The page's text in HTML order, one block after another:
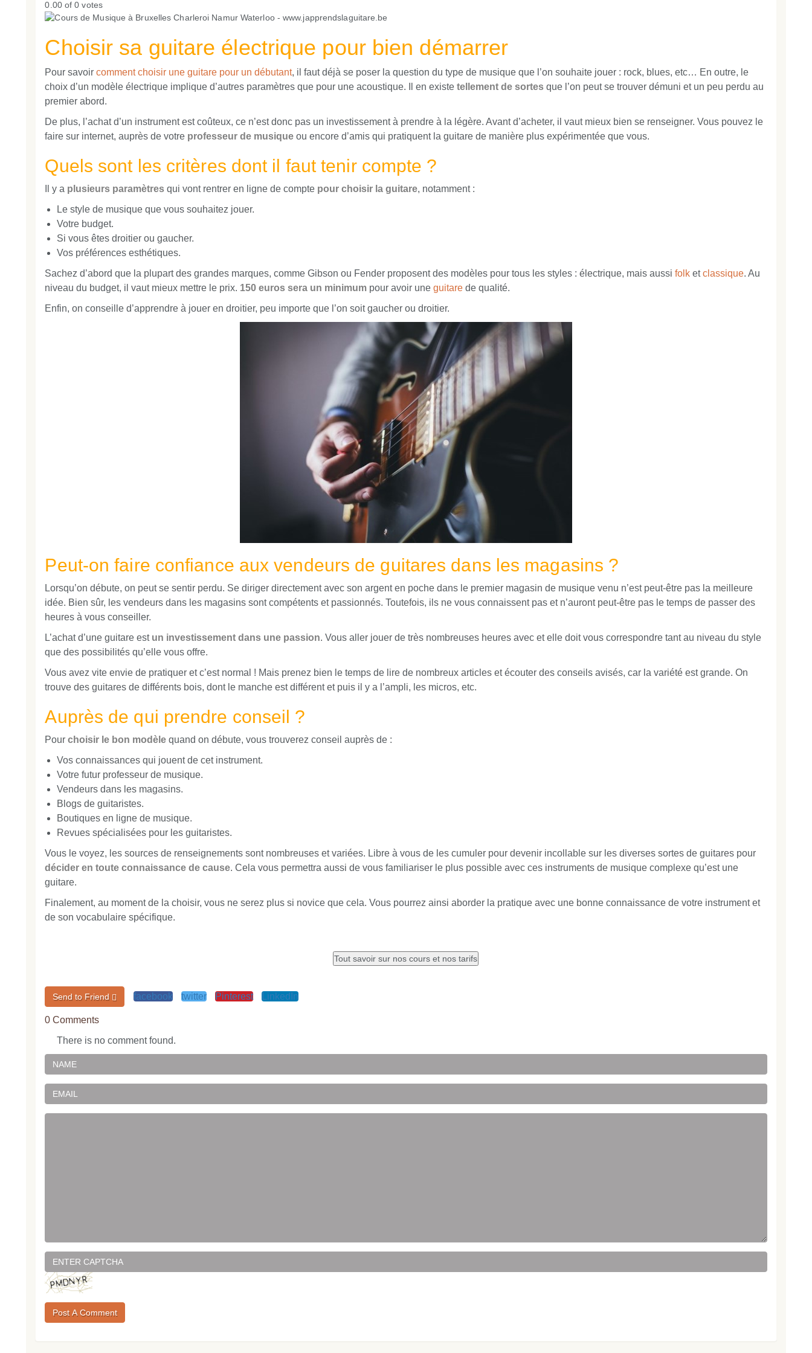
0.00 of 0 votes
Choisir sa guitare électrique pour bien démarrer
Pour savoir comment choisir une guitare pour un débutant, il faut déjà se poser la question du type de musique que l’on souhaite jouer : rock, blues, etc… En outre, le
choix d’un modèle électrique implique d’autres paramètres que pour une acoustique. Il en existetellement de sortes que l’on peut se trouver démuni et un peu perdu au
premier abord.
De plus, l’achat d’un instrument est coûteux, ce n’est donc pas un investissement à prendre à la légère. Avant d’acheter, il vaut mieux bien se renseigner. Vous pouvez le
faire sur internet, auprès de votre professeur de musique ou encore d’amis qui pratiquent la guitare de manière plus expérimentée que vous.
Quels sont les critères dont il faut tenir compte ?
Il y a plusieurs paramètres qui vont rentrer en ligne de compte pour choisir la guitare, notamment :
Le style de musique que vous souhaitez jouer.
Votre budget.
Si vous êtes droitier ou gaucher.
Vos préférences esthétiques.
Sachez d’abord que la plupart des grandes marques, comme Gibson ou Fender proposent des modèles pour tous les styles : électrique, mais aussifolk etclassique. Au
niveau du budget, il vaut mieux mettre le prix. 150 euros sera un minimum pour avoir uneguitare de qualité.
Enfin, on conseille d’apprendre à jouer en droitier, peu importe que l’on soit gaucher ou droitier.
Peut-on faire confiance aux vendeurs de guitares dans les magasins ?
Lorsqu’on débute, on peut se sentir perdu. Se diriger directement avec son argent en poche dans le premier magasin de musique venu n’est peut-être pas la meilleure
idée. Bien sûr, les vendeurs dans les magasins sont compétents et passionnés. Toutefois, ils ne vous connaissent pas et n’auront peut-être pas le temps de passer des
heures à vous conseiller.
L’achat d’une guitare est un investissement dans une passion. Vous aller jouer de très nombreuses heures avec et elle doit vous correspondre tant au niveau du style
que des possibilités qu’elle vous offre.
Vous avez vite envie de pratiquer et c’est normal ! Mais prenez bien le temps de lire de nombreux articles et écouter des conseils avisés, car la variété est grande. On
trouve des guitares de différents bois, dont le manche est différent et puis il y a l’ampli, les micros, etc.
Auprès de qui prendre conseil ?
Pourchoisir le bon modèle quand on débute, vous trouverez conseil auprès de :
Vos connaissances qui jouent de cet instrument.
Votre futur professeur de musique.
Vendeurs dans les magasins.
Blogs de guitaristes.
Boutiques en ligne de musique.
Revues spécialisées pour les guitaristes.
Vous le voyez, les sources de renseignements sont nombreuses et variées. Libre à vous de les cumuler pour devenir incollable sur les diverses sortes de guitares pour
décider en toute connaissance de cause. Cela vous permettra aussi de vous familiariser le plus possible avec ces instruments de musique complexe qu’est une
guitare.
Finalement, au moment de la choisir, vous ne serez plus si novice que cela. Vous pourrez ainsi aborder la pratique avec une bonne connaissance de votre instrument et
de son vocabulaire spécifique.
Send to Friend facebook twitter Pinterest LinkedIn
0 Comments
There is no comment found.
Post A Comment